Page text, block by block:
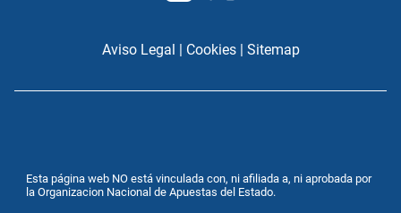
Aviso Legal Cookies| Sitemap
Esta página web NO está vinculada con, ni afiliada a, ni aprobada por
la Organizacion Nacional de Apuestas del Estado.